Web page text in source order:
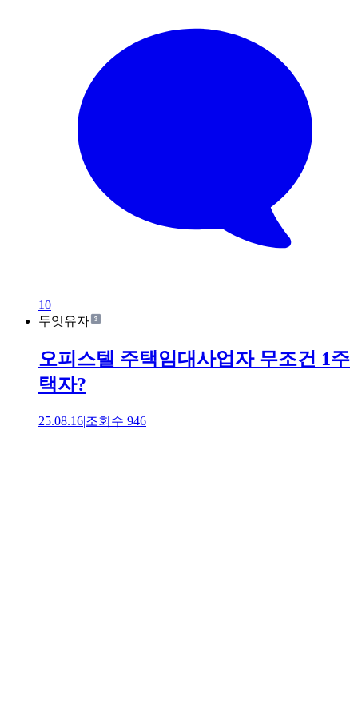
10
두잇유자
오피스텔 주택임대사업자 무조건 1주
택자?
25.08.16|조회수 946